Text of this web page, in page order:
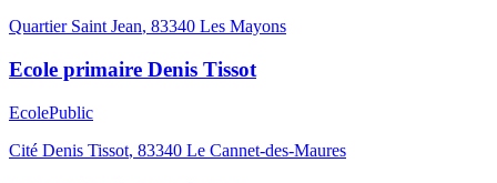
Quartier Saint Jean, 83340 Les Mayons
Ecole primaire Denis Tissot
EcolePublic
Cité Denis Tissot, 83340 Le Cannet-des-Maures